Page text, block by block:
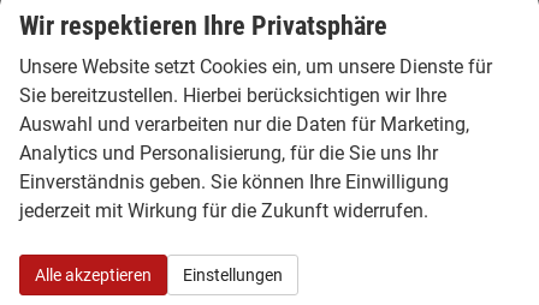
Parkassistent "Park Assist Plus" inkl. Einparkhilfe -
Parksensoren vorne und hinten / automatisch Parken.
Proaktives Insassenschutzsystem (PreCrash)
Assistenzpaket: Spurhalteassistent "Lane Assist" /
Spurwechselassistent "Side Assist", Ausparkassistent und
Ausstiegswarnung / Kreuzungsassistent/ Stauassistent/
Notfallassistent ( IQ.Drive)
Fahrerassistenzpaket Plus :
Ausparkassistent,
» Parklenkassistent Park Assist inkl. Einparkhilfe,
Wir respektieren Ihre Privatsphäre
Unsere Website setzt Cookies ein, um unsere Dienste für
Sie bereitzustellen. Hierbei berücksichtigen wir Ihre
Auswahl und verarbeiten nur die Daten für Marketing,
Analytics und Personalisierung, für die Sie uns Ihr
Einverständnis geben. Sie können Ihre Einwilligung
jederzeit mit Wirkung für die Zukunft widerrufen.
Alle akzeptieren Einstellungen